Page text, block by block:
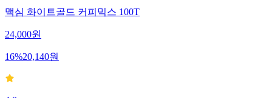
맥심 화이트골드 커피믹스 100T
24,000원
16%20,140원